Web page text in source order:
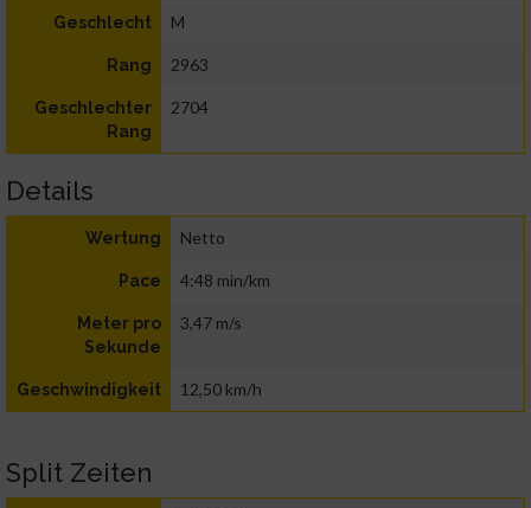
Geschlecht M
Rang 2963
Geschlechter
Rang
2704
Details
Wertung Netto
Pace 4:48 min/km
Meter pro
Sekunde
3,47 m/s
Geschwindigkeit 12,50 km/h
Split Zeiten